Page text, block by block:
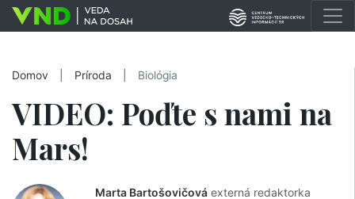
Domov Príroda Biológia
VIDEO: Poďte s nami na
Mars!
Marta Bartošovičová externá redaktorka